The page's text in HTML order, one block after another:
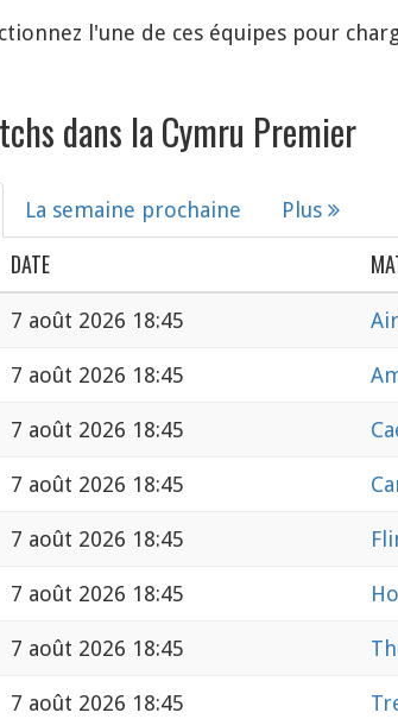
l'une de ces équipes pour
dans la Cymru Premier
La semaine prochaine Plus
DATE
7 août 2026 18:45
7 août 2026 18:45
7 août 2026 18:45
7 août 2026 18:45
7 août 2026 18:45
7 août 2026 18:45
7 août 2026 18:45
7 août 2026 18:45